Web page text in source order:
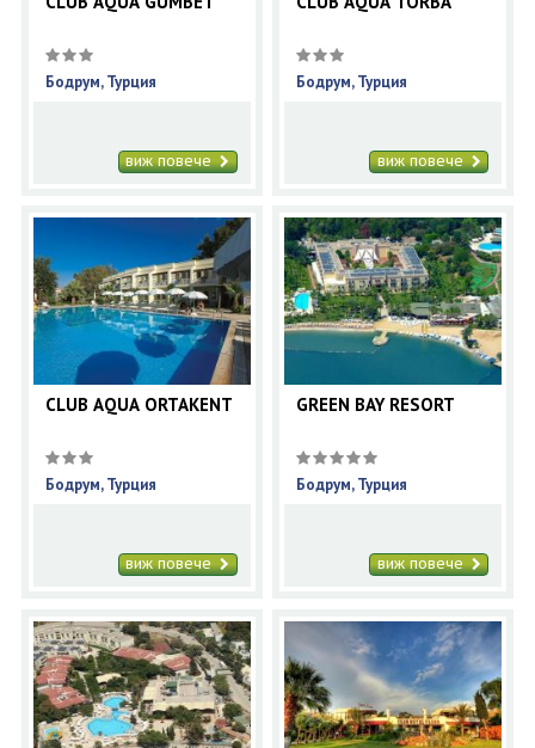
Бодрум, Турция
виж повече
Бодрум, Турция
виж повече
CLUB AQUA ORTAKENT
Бодрум, Турция
виж повече
GREEN BAY RESORT
Бодрум, Турция
виж повече